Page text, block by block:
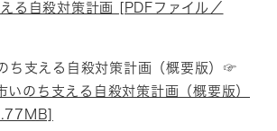
る自殺対策計画 [PDFファイル／
ち支える自殺対策計画（概要版）☞
いのち支える自殺対策計画（概要版）